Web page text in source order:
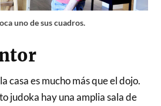
uno de sus cuadros.
casa es mucho más que el dojo.
judoka hay una amplia sala de